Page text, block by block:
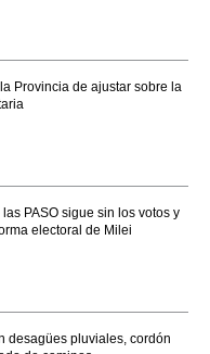
Provincia de ajustar sobre la
PASO sigue sin los votos y
electoral de Milei
desagües pluviales, cordón